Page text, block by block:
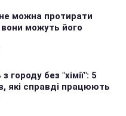
можна протирати
можуть його
городу без "хімії": 5
які справді працюють